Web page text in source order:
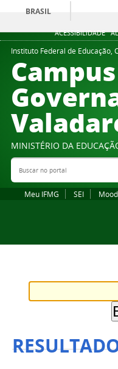
ACESSIBILIDADE
BRASIL
Instituto Federal de Educação,
Campus
MINISTÉRIO DA
Buscar no portal
Meu IFMG SEI